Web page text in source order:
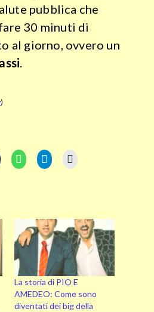
pubblica che
30 minuti di
al giorno, ovvero un
.
)
La storia di PIO E
AMEDEO: Come sono
diventati dei big della